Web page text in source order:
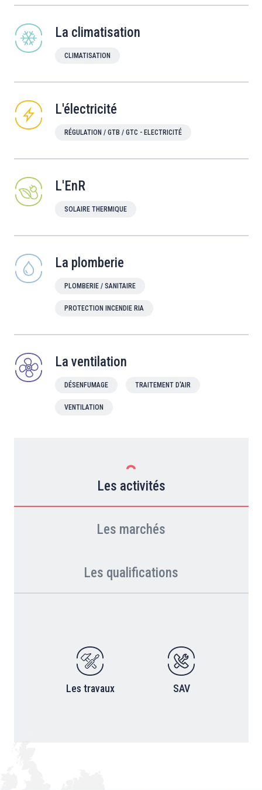
La climatisation
CLIMATISATION
L'électricité
RÉGULATION / GTB / GTC - ELECTRICITÉ
L'EnR
SOLAIRE THERMIQUE
La plomberie
PLOMBERIE / SANITAIRE
PROTECTION INCENDIE RIA
La ventilation
DÉSENFUMAGE TRAITEMENT D'AIR
VENTILATION
Les activités
Les marchés
Les qualifications
Les travaux SAV